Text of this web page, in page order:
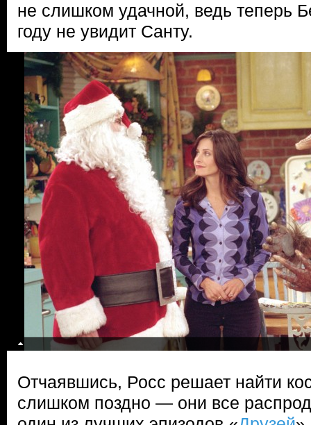
не слишком удачной, ведь теперь
году не увидит Санту.
Отчаявшись, Росс решает найти
слишком поздно — они все